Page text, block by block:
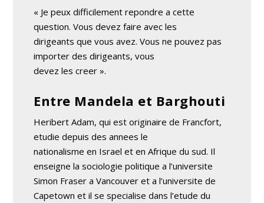
« Je peux difficilement repondre a cette
question. Vous devez faire avec les
dirigeants que vous avez. Vous ne pouvez pas
importer des dirigeants, vous
devez les creer ».
Entre Mandela et Barghouti
Heribert Adam, qui est originaire de Francfort,
etudie depuis des annees le
nationalisme en Israel et en Afrique du sud. Il
enseigne la sociologie politique a l’universite
Simon Fraser a Vancouver et a l’universite de
Capetown et il se specialise dans l’etude du